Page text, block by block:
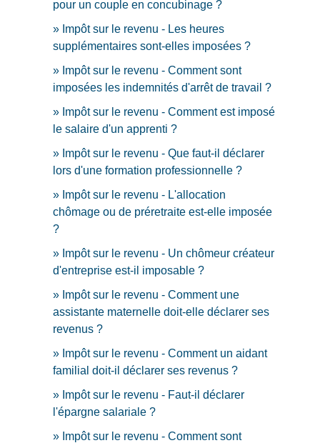
pour un couple en concubinage ?
Impôt sur le revenu - Les heures
supplémentaires sont-elles imposées ?
Impôt sur le revenu - Comment sont
imposées les indemnités d'arrêt de travail ?
Impôt sur le revenu - Comment est imposé
le salaire d'un apprenti ?
Impôt sur le revenu - Que faut-il déclarer
lors d'une formation professionnelle ?
Impôt sur le revenu - L'allocation
chômage ou de préretraite est-elle imposée
?
Impôt sur le revenu - Un chômeur créateur
d'entreprise est-il imposable ?
Impôt sur le revenu - Comment une
assistante maternelle doit-elle déclarer ses
revenus ?
Impôt sur le revenu - Comment un aidant
familial doit-il déclarer ses revenus ?
Impôt sur le revenu - Faut-il déclarer
l'épargne salariale ?
Impôt sur le revenu - Comment sont